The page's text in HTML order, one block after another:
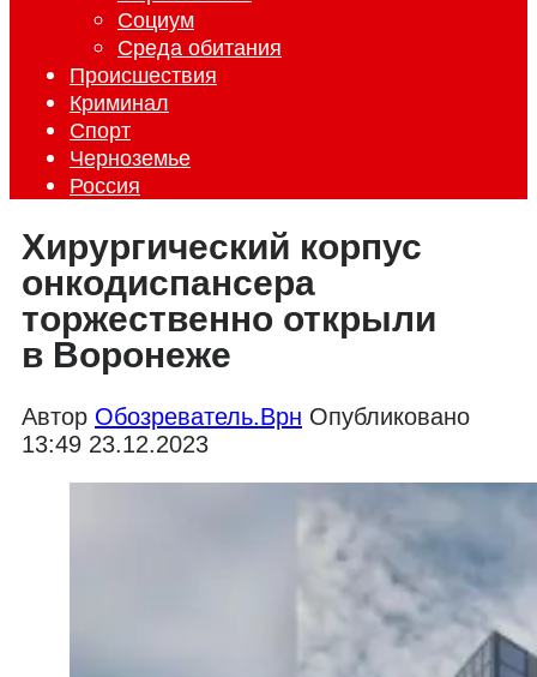
Социум
Среда обитания
Происшествия
Криминал
Спорт
Черноземье
Россия
Хирургический корпус
онкодиспансера
торжественно открыли
в Воронеже
Автор Обозреватель.Врн Опубликовано
13:49 23.12.2023